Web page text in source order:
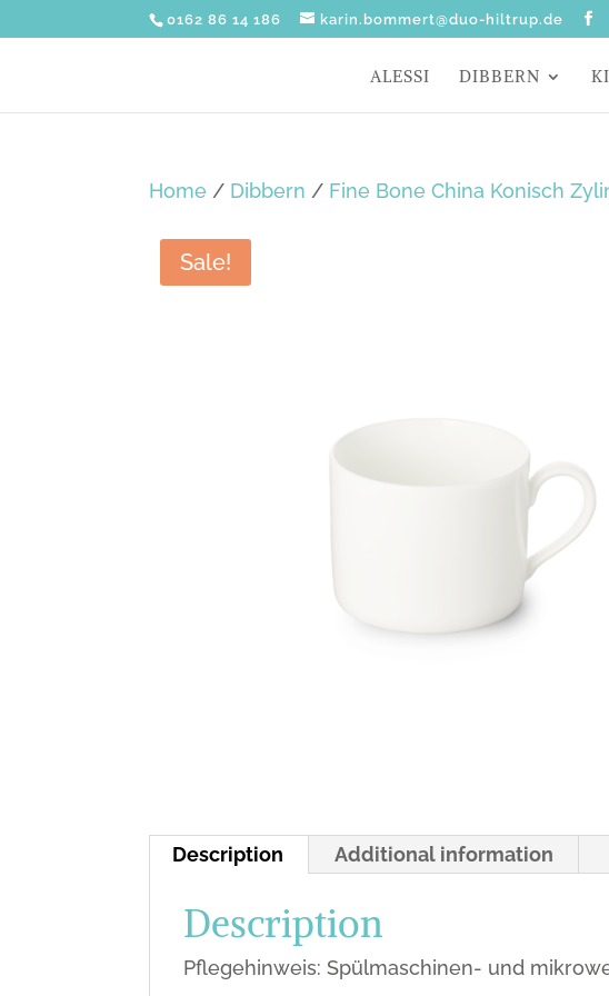
0162 86 14 186 karin.bommert@duo-hiltrup.de
ALESSI DIBBERN
Home / Dibbern / Fine Bone China Konisch
Sale!
Description Additional information
Description
Pflegehinweis: Spülmaschinen- und